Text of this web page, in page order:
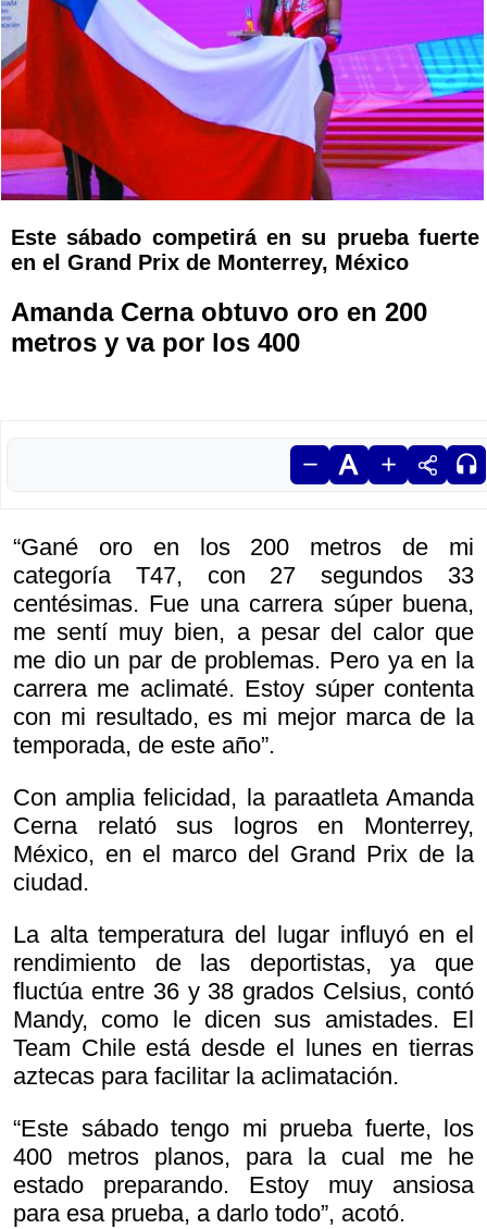
Este sábado competirá en su prueba fuerte
en el Grand Prix de Monterrey, México
Amanda Cerna obtuvo oro en 200
metros y va por los 400
“Gané oro en los 200 metros de mi
categoría T47, con 27 segundos 33
centésimas. Fue una carrera súper buena,
me sentí muy bien, a pesar del calor que
me dio un par de problemas. Pero ya en la
carrera me aclimaté. Estoy súper contenta
con mi resultado, es mi mejor marca de la
temporada, de este año”.
Con amplia felicidad, la paraatleta Amanda
Cerna relató sus logros en Monterrey,
México, en el marco del Grand Prix de la
ciudad.
La alta temperatura del lugar influyó en el
rendimiento de las deportistas, ya que
fluctúa entre 36 y 38 grados Celsius, contó
Mandy, como le dicen sus amistades. El
Team Chile está desde el lunes en tierras
aztecas para facilitar la aclimatación.
“Este sábado tengo mi prueba fuerte, los
400 metros planos, para la cual me he
estado preparando. Estoy muy ansiosa
para esa prueba, a darlo todo”, acotó.